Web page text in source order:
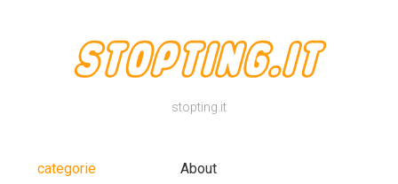
stopting.it
categorie About